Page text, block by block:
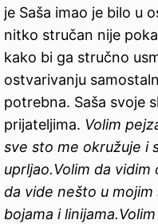
je Saša imao je bilo u
nitko stručan nije
kako bi ga stručno
ostvarivanju
potrebna. Saša svoje
prijateljima. Volim
sve sto me okružuje i
uprljao.Volim da
da vide nešto u mojim
bojama i